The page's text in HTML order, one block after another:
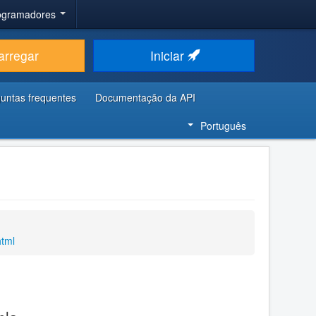
Iniciar
frequentes
Documentação da API
Português